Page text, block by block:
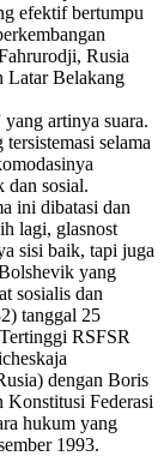
efektif bertumpu
Rusia
Latar Belakang
artinya suara.
selama
dan sosial.
ini dibatasi dan
lagi, glasnost
sisi baik, tapi juga
yang
sosialis dan
tanggal 25
RSFSR
dengan Boris
Konstitusi Federasi
hukum yang
1993.